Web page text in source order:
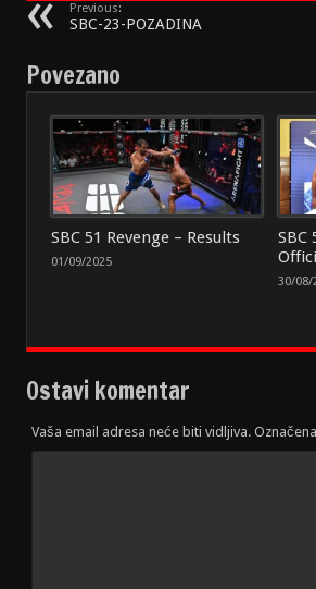
Previous:
SBC-23-POZADINA
Povezano
SBC 51 Revenge – Results
01/09/2025
SBC
30/08/
Ostavi komentar
Vaša email adresa neće biti vidljiva.